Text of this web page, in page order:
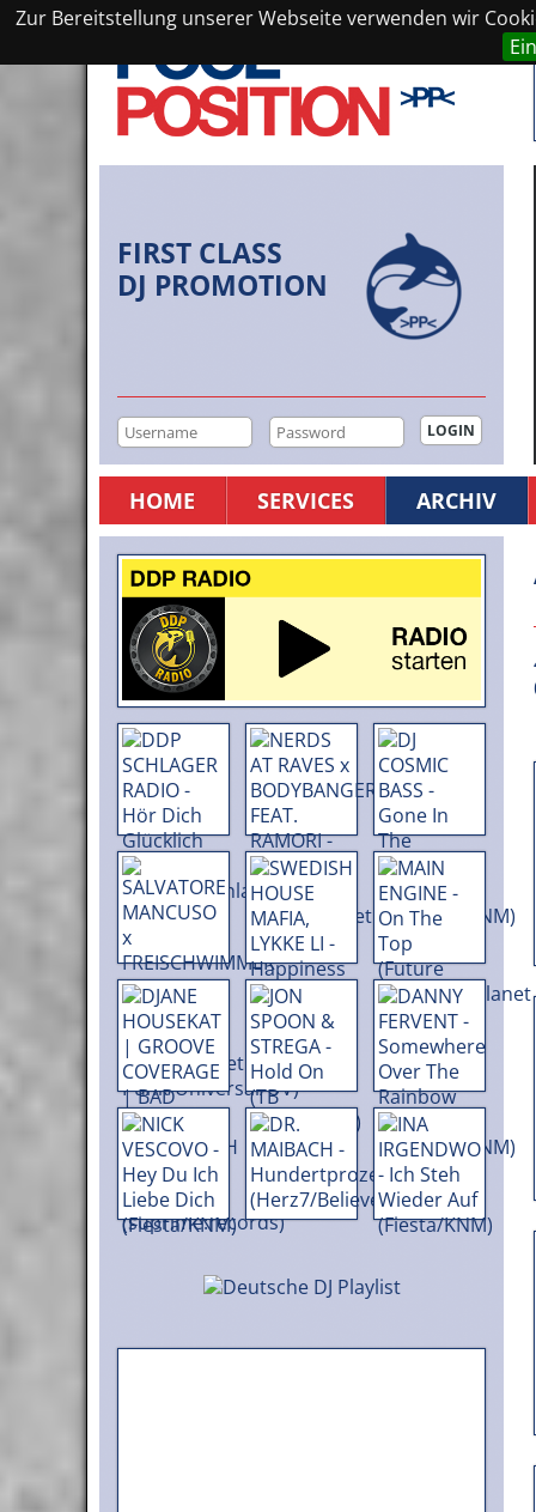
Zur Bereitstellung unserer Webseite verwenden wir
FIRST CLASS
DJ PROMOTION
HOME SERVICES ARCHIV